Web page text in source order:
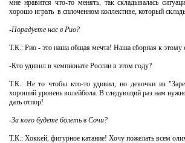
мне нравится что-то менять, так складывалась
хорошо играть в сплоченном коллективе, который
-Порадуете нас в Рио?
Т.К.: Рио - это наша общая мечта! Наша сборная к этому
-Кто удивил в чемпионате России в этом году?
Т.К.: Не то чтобы кто-то удивил, но девочки из
хороший уровень волейбола. В следующий раз нам
дать отпор!
-За кого будете болеть в Сочи?
Т.К.: Хоккей, фигурное катание! Хочу пожелать всем